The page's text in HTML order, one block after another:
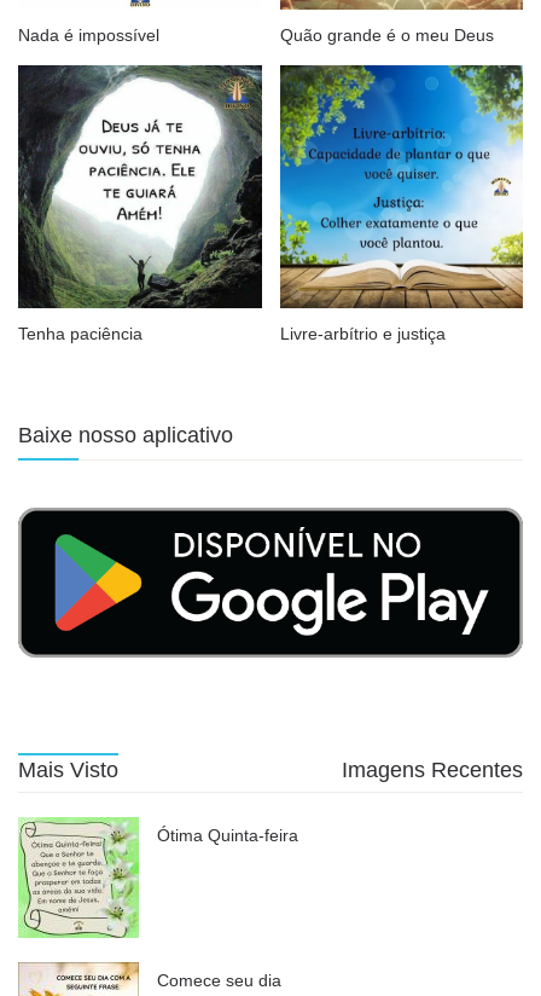
Nada é impossível Quão grande é o meu Deus
Tenha paciência Livre-arbítrio e justiça
Baixe nosso aplicativo
Mais Visto Imagens Recentes
Ótima Quinta-feira
Comece seu dia